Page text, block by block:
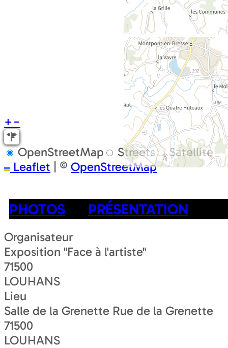
+−
OpenStreetMap Streets
Satellite
Leaflet | © OpenStreetMap
PHOTOS PRÉSENTATION
Organisateur
Exposition "Face à l'artiste"
71500
LOUHANS
Lieu
Salle de la Grenette Rue de la Grenette
71500
LOUHANS